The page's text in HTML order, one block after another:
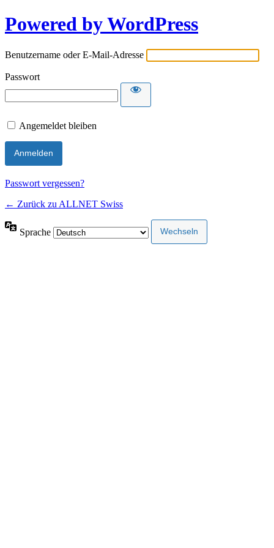
Powered by WordPress
Benutzername oder E-Mail-Adresse
Passwort
Angemeldet bleiben
Passwort vergessen?
← Zurück zu ALLNET Swiss
Sprache